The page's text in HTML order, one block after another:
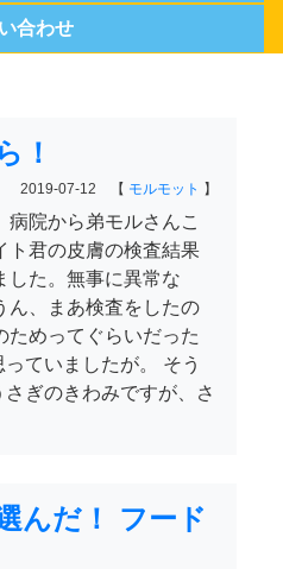
合わせ
！
2019-07-12 【 モルモット 】
病院から弟モルさんこ
ト君の皮膚の検査結果
した。無事に異常な
ん、まあ検査をしたの
ためってぐらいだった
ていましたが。 そう
ぎのきわみですが、さ
んだ！ フード